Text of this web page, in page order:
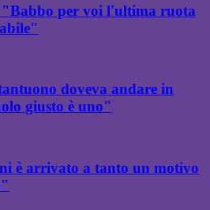
per voi l'ultima ruota
doveva andare in
giusto è uno"
è arrivato a tanto un motivo